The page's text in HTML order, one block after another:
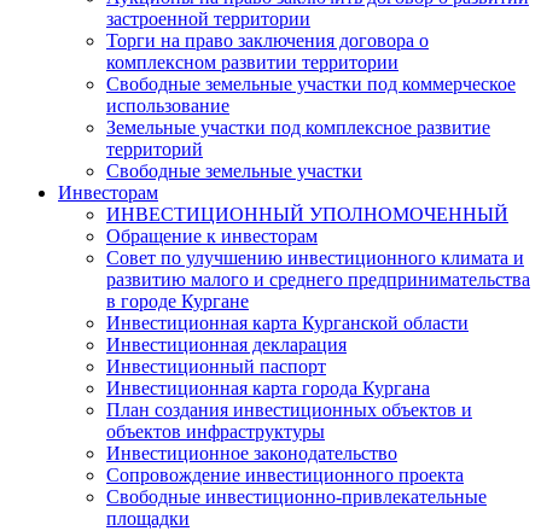
застроенной территории
Торги на право заключения договора о
комплексном развитии территории
Свободные земельные участки под коммерческое
использование
Земельные участки под комплексное развитие
территорий
Свободные земельные участки
Инвесторам
ИНВЕСТИЦИОННЫЙ УПОЛНОМОЧЕННЫЙ
Обращение к инвесторам
Совет по улучшению инвестиционного климата и
развитию малого и среднего предпринимательства
в городе Кургане
Инвестиционная карта Курганской области
Инвестиционная декларация
Инвестиционный паспорт
Инвестиционная карта города Кургана
План создания инвестиционных объектов и
объектов инфраструктуры
Инвестиционное законодательство
Сопровождение инвестиционного проекта
Свободные инвестиционно-привлекательные
площадки